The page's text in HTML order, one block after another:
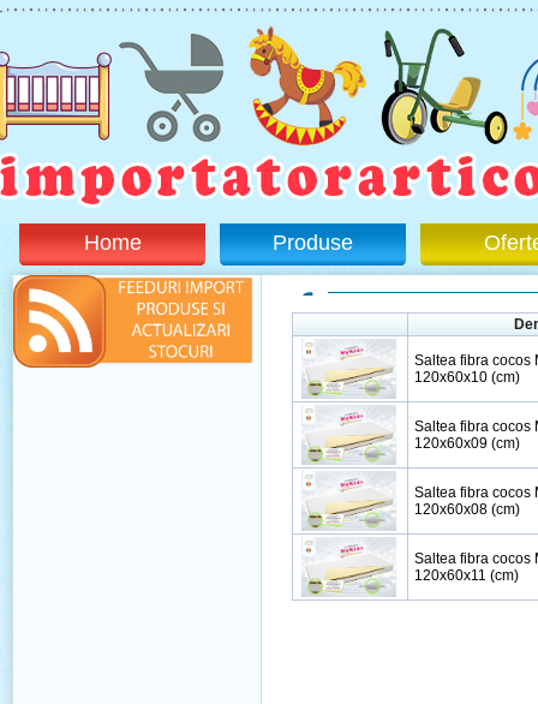
Home Produse
Saltea fibra cocos
120x60x10 (cm)
Saltea fibra cocos
120x60x09 (cm)
Saltea fibra cocos
120x60x08 (cm)
Saltea fibra cocos
120x60x11 (cm)